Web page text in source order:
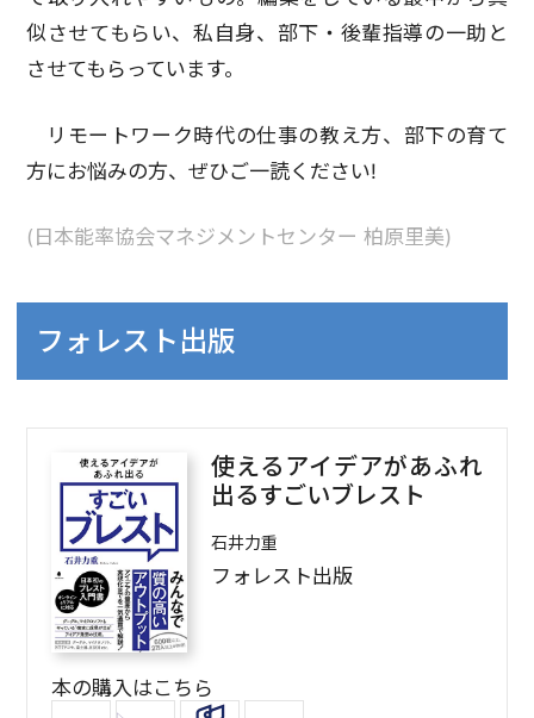
似させてもらい、私自身、部下・後輩指導の一助と
させてもらっています。
リモートワーク時代の仕事の教え方、部下の育て
方にお悩みの方、ぜひご一読ください!
(日本能率協会マネジメントセンター 柏原里美)
フォレスト出版
使えるアイデアがあふれ
出るすごいブレスト
石井力重
フォレスト出版
本の購入はこちら